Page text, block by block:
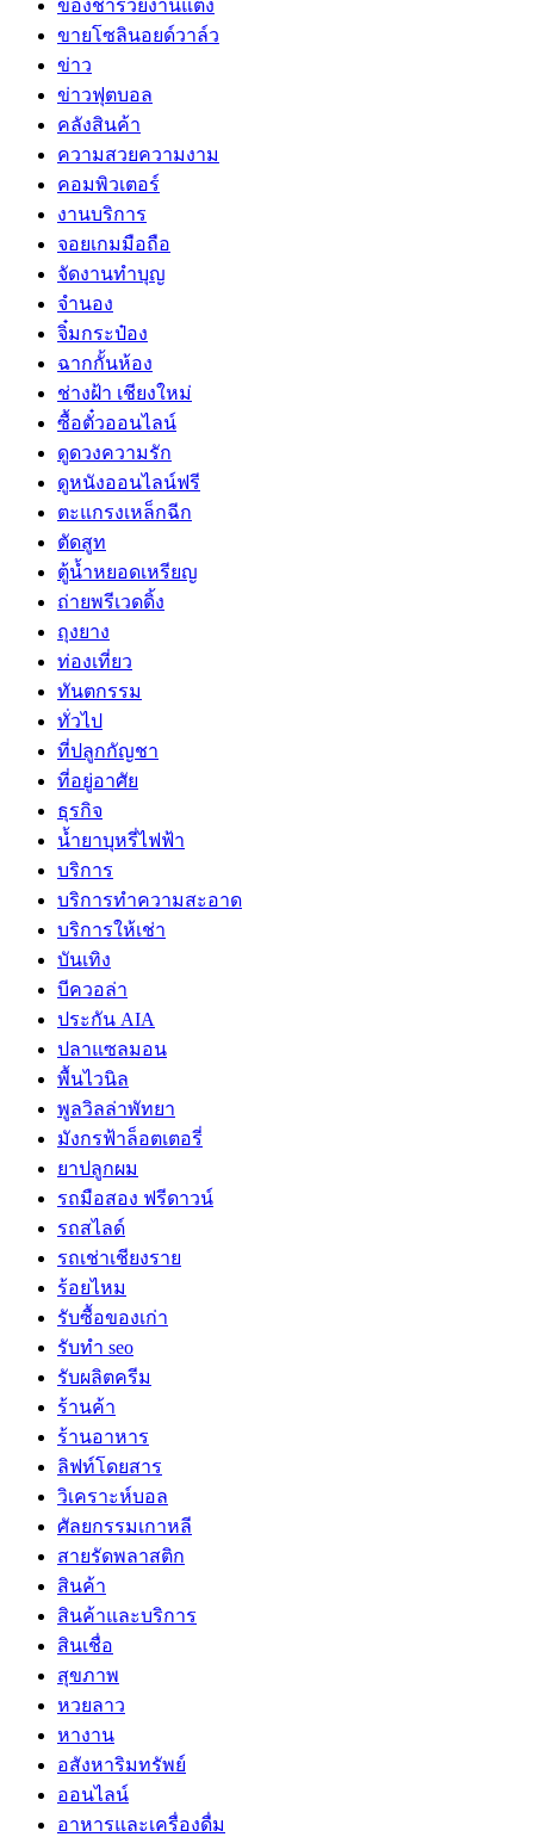
ของชำร่วยงานแต่ง
ขายโซลินอยด์วาล์ว
ข่าว
ข่าวฟุตบอล
คลังสินค้า
ความสวยความงาม
คอมพิวเตอร์
งานบริการ
จอยเกมมือถือ
จัดงานทำบุญ
จำนอง
จิ๋มกระป๋อง
ฉากกั้นห้อง
ช่างฝ้า เชียงใหม่
ซื้อตั๋วออนไลน์
ดูดวงความรัก
ดูหนังออนไลน์ฟรี
ตะแกรงเหล็กฉีก
ตัดสูท
ตู้น้ำหยอดเหรียญ
ถ่ายพรีเวดดิ้ง
ถุงยาง
ท่องเที่ยว
ทันตกรรม
ทั่วไป
ที่ปลูกกัญชา
ที่อยู่อาศัย
ธุรกิจ
น้ำยาบุหรี่ไฟฟ้า
บริการ
บริการทำความสะอาด
บริการให้เช่า
บันเทิง
บีควอล่า
ประกัน AIA
ปลาแซลมอน
พื้นไวนิล
พูลวิลล่าพัทยา
มังกรฟ้าล็อตเตอรี่
ยาปลูกผม
รถมือสอง ฟรีดาวน์
รถสไลด์
รถเช่าเชียงราย
ร้อยไหม
รับซื้อของเก่า
รับทำ seo
รับผลิตครีม
ร้านค้า
ร้านอาหาร
ลิฟท์โดยสาร
วิเคราะห์บอล
ศัลยกรรมเกาหลี
สายรัดพลาสติก
สินค้า
สินค้าและบริการ
สินเชื่อ
สุขภาพ
หวยลาว
หางาน
อสังหาริมทรัพย์
ออนไลน์
อาหารและเครื่องดื่ม